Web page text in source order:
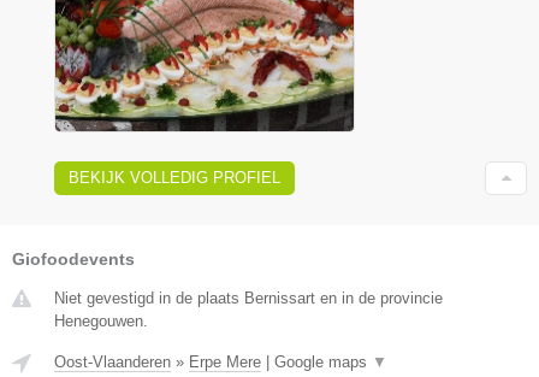
BEKIJK VOLLEDIG PROFIEL
Giofoodevents
Niet gevestigd in de plaats Bernissart en in de provincie
Henegouwen.
Oost-Vlaanderen » Erpe Mere Google maps ▼